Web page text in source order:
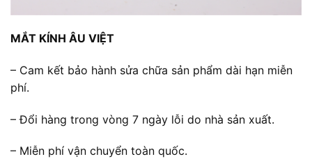
MẮT KÍNH ÂU VIỆT
– Cam kết bảo hành sửa chữa sản phẩm dài hạn miễn
phí.
– Đổi hàng trong vòng 7 ngày lỗi do nhà sản xuất.
– Miễn phí vận chuyển toàn quốc.